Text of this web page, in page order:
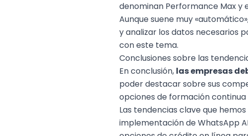
denominan Performance Max y
Aunque suene muy
y analizar los datos necesarios
con este tema.
Conclusiones sobre las
En conclusión, las empresas
poder destacar sobre sus
opciones de formación continua
Las tendencias clave que
implementación de WhatsApp